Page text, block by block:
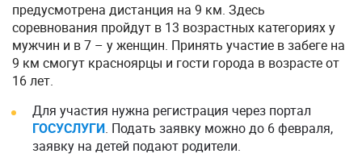
предусмотрена дистанция на 9 км. Здесь
соревнования пройдут в 13 возрастных категориях у
мужчин и в 7 – у женщин. Принять участие в забеге на
9 км смогут красноярцы и гости города в возрасте от
16 лет.
Для участия нужна регистрация через портал
ГОСУСЛУГИ. Подать заявку можно до 6 февраля,
заявку на детей подают родители.